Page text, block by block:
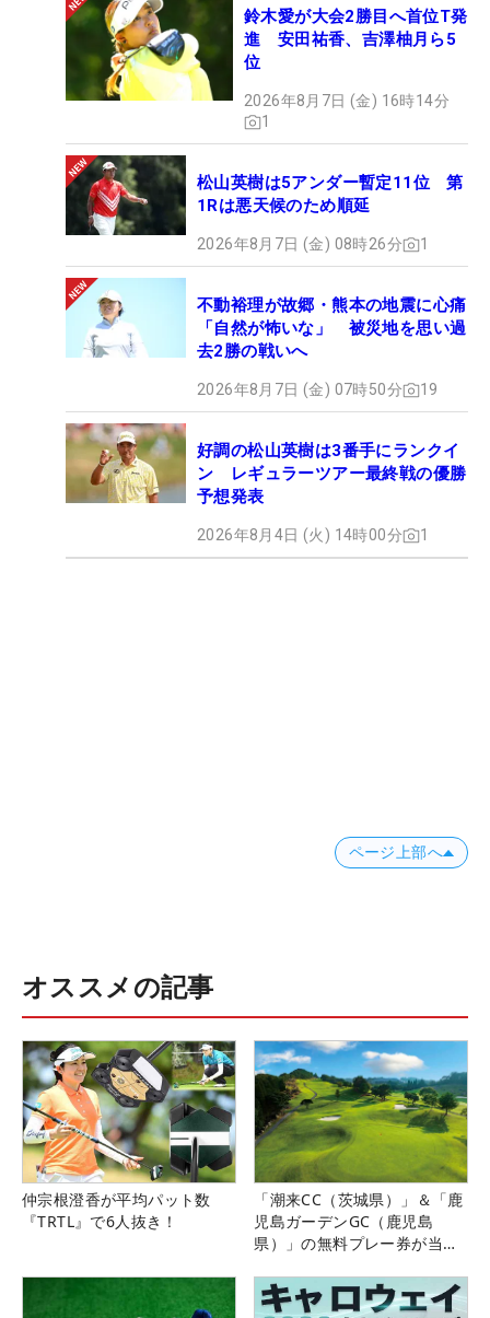
鈴木愛が大会2勝目へ首位T発
進 安田祐香、吉澤柚月ら5
位
2026年8月7日 (金) 16時14分
1
松山英樹は5アンダー暫定11位 第
1Rは悪天候のため順延
2026年8月7日 (金) 08時26分 1
不動裕理が故郷・熊本の地震に心痛
「自然が怖いな」 被災地を思い過
去2勝の戦いへ
2026年8月7日 (金) 07時50分 19
好調の松山英樹は3番手にランクイ
ン レギュラーツアー最終戦の優勝
予想発表
2026年8月4日 (火) 14時00分 1
ページ上部へ
オススメの記事
仲宗根澄香が平均パット数
『TRTL』で6人抜き！
「潮来CC（茨城県）」＆「鹿
児島ガーデンGC（鹿児島
県）」の無料プレー券が当た